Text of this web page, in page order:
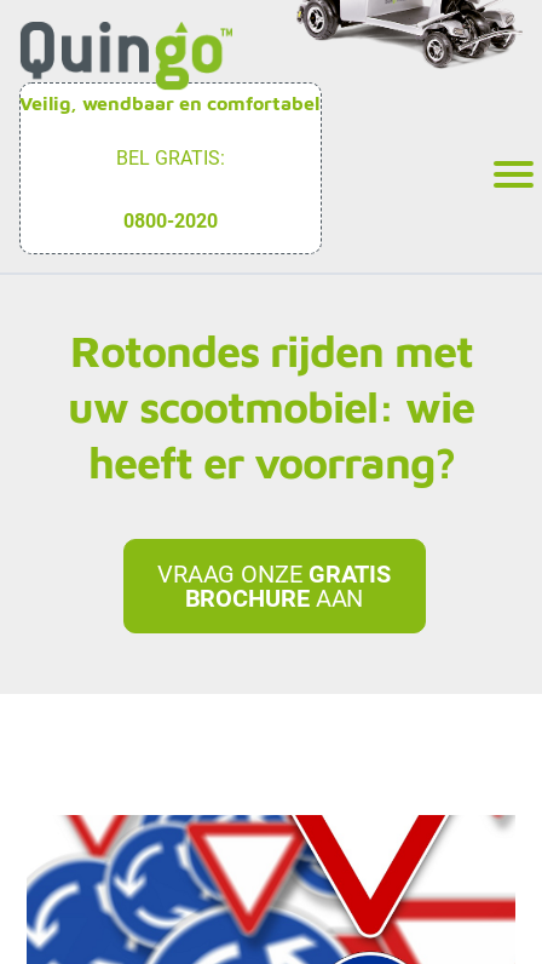
Veilig, wendbaar en comfortabel
BEL GRATIS:
0800-2020
Rotondes rijden met
uw scootmobiel: wie
heeft er voorrang?
VRAAG ONZE GRATIS
BROCHUREAAN